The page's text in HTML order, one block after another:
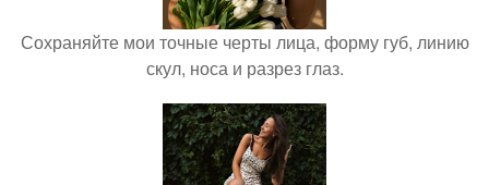
Сохраняйте мои точные черты лица, форму губ, линию
скул, носа и разрез глаз.